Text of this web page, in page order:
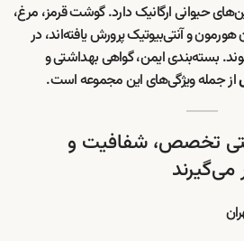
حیوانی ارگانیک دارد. گوشت قرمز، مرغ،
و آنتی‌بیوتیک پرورش یافته‌اند، در
بسته‌بندی ایمن، گواهی بهداشتی و
از جمله ویژگی‌های این مجموعه است.
تخصص، شفافیت و
می‌گیرند